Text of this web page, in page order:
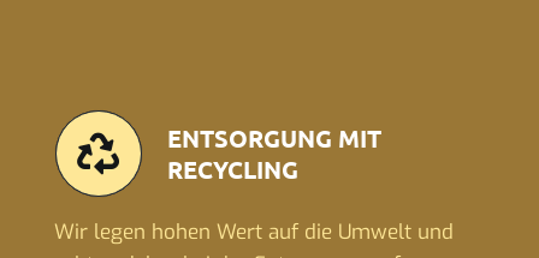
ENTSORGUNG MIT
RECYCLING
Wir legen hohen Wert auf die Umwelt und